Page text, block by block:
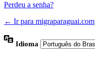
Perdeu a senha?
← Ir para migraparaguai.com
Idioma